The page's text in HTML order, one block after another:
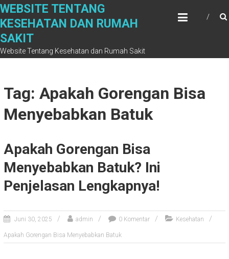
Skip
content
WEBSITE TENTANG
KESEHATAN DAN RUMAH
SAKIT
Website Tentang Kesehatan dan Rumah Sakit
Tag: Apakah Gorengan Bisa
Menyebabkan Batuk
Apakah Gorengan Bisa
Menyebabkan Batuk? Ini
Penjelasan Lengkapnya!
Juni 30, 2025 admin 0 Komentar Kesehatan
Apakah Gorengan Bisa Menyebabkan Batuk